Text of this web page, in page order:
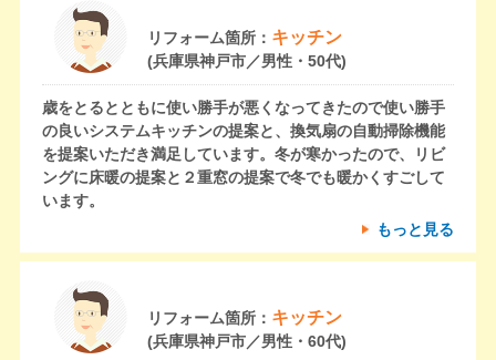
リフォーム箇所： キッチン
(兵庫県神戸市／男性・50代)
歳をとるとともに使い勝手が悪くなってきたので使い勝手
の良いシステムキッチンの提案と、換気扇の自動掃除機能
を提案いただき満足しています。冬が寒かったので、リビ
ングに床暖の提案と２重窓の提案で冬でも暖かくすごして
います。
もっと見る
リフォーム箇所： キッチン
(兵庫県神戸市／男性・60代)